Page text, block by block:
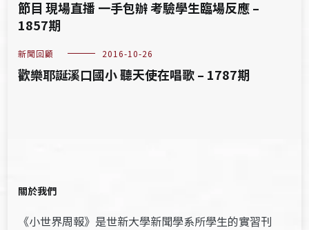
節目 現場直播 一手包辦 考驗學生臨場反應 –
1857期
新聞回顧 2016-10-26
歡樂耶誕溪口國小 聽天使在唱歌 – 1787期
關於我們
《小世界周報》是世新大學新聞學系所學生的實習刊